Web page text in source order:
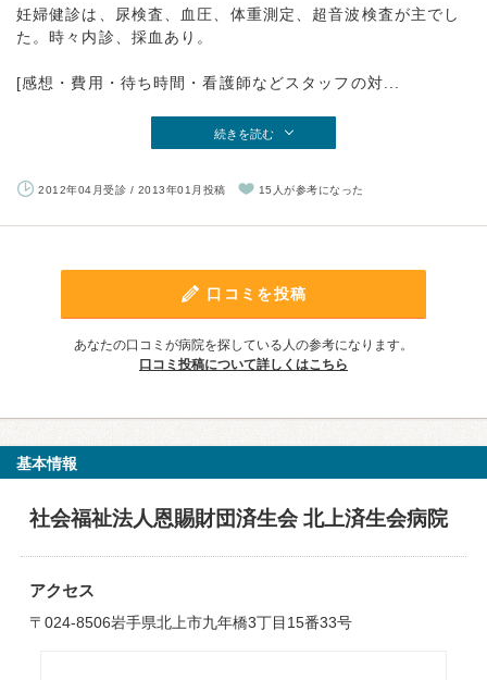
妊婦健診は、尿検査、血圧、体重測定、超音波検査が主でし
た。時々内診、採血あり。
[感想・費用・待ち時間・看護師などスタッフの対...
続きを読む
2012年04月受診 / 2013年01月投稿 15人が参考になった
口コミを投稿
あなたの口コミが病院を探している人の参考になります。
口コミ投稿について詳しくはこちら
基本情報
社会福祉法人恩賜財団済生会 北上済生会病院
アクセス
〒024-8506岩手県北上市九年橋3丁目15番33号